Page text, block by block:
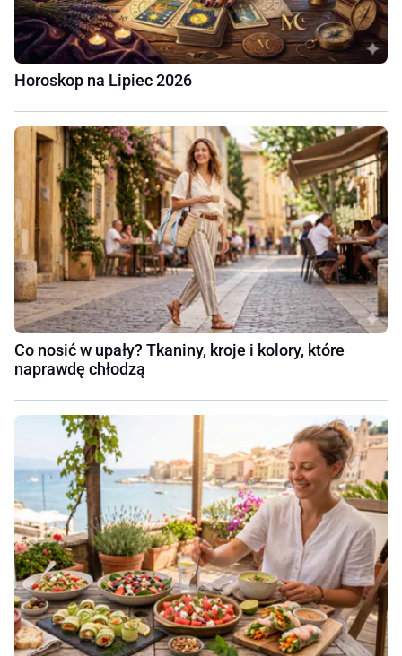
Horoskop na Lipiec 2026
Co nosić w upały? Tkaniny, kroje i kolory, które
naprawdę chłodzą